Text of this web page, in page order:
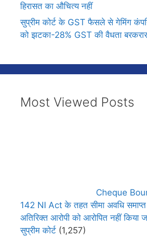
हिरासत का औचित्य नहीं
सुप्रीम कोर्ट के GST फैसले से गेमिंग
को झटका-28% GST की वैधता बरकरार
Most Viewed Posts
Cheque
142 NI Act के तहत सीमा अवधि समाप्त
अतिरिक्त आरोपी को आरोपित नहीं किया
सुप्रीम कोर्ट (1,257)